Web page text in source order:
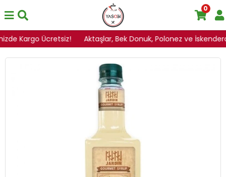
Kargo Ücretsiz! Aktaşlar, Bek Donuk, Polonez ve
0